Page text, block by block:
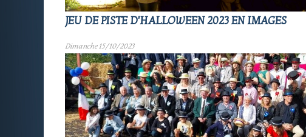
JEU DE PISTE D'HALLOWEEN 2023 EN IMAGES
Dimanche 15/10/2023